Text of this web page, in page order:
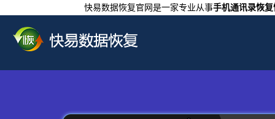
快易数据恢复官网是一家专业从事手机通讯录恢